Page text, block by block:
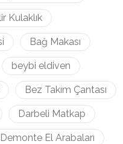
Kulaklık
Bağ Makası
beybi eldiven
Bez Takım Çantası
Darbeli Matkap
Demonte El Arabaları